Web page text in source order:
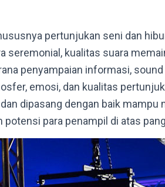
pertunjukan seni dan
seremonial, kualitas suara
penyampaian informasi,
emosi, dan kualitas
dipasang dengan baik
para penampil di atas